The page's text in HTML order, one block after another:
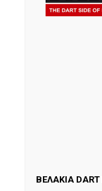
ΒΕΛΑΚΙΑ